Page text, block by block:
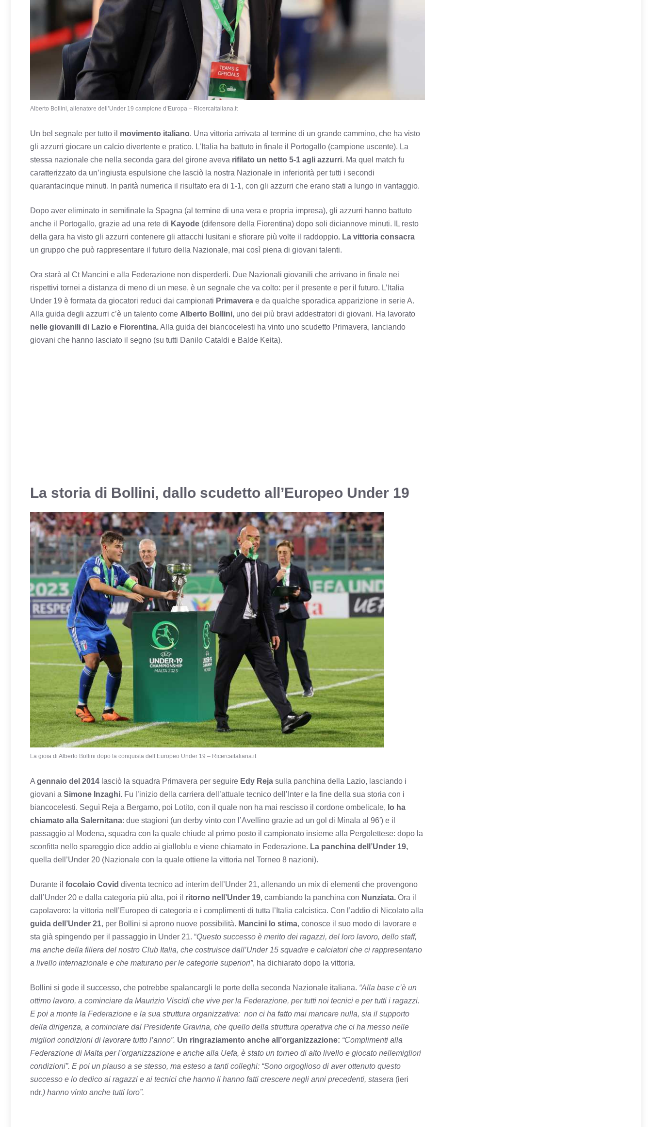
Alberto Bollini, allenatore dell’Under 19 campione d’Europa – Ricercaitaliana.it
Un bel segnale per tutto il movimento italiano. Una vittoria arrivata al termine di un grande cammino, che ha visto
gli azzurri giocare un calcio divertente e pratico. L’Italia ha battuto in finale il Portogallo (campione uscente). La
stessa nazionale che nella seconda gara del girone aveva rifilato un netto 5-1 agli azzurri. Ma quel match fu
caratterizzato da un’ingiusta espulsione che lasciò la nostra Nazionale in inferiorità per tutti i secondi
quarantacinque minuti. In parità numerica il risultato era di 1-1, con gli azzurri che erano stati a lungo in vantaggio.
Dopo aver eliminato in semifinale la Spagna (al termine di una vera e propria impresa), gli azzurri hanno battuto
anche il Portogallo, grazie ad una rete di Kayode (difensore della Fiorentina) dopo soli diciannove minuti. IL resto
della gara ha visto gli azzurri contenere gli attacchi lusitani e sfiorare più volte il raddoppio. La vittoria consacra
un gruppo che può rappresentare il futuro della Nazionale, mai così piena di giovani talenti.
Ora starà al Ct Mancini e alla Federazione non disperderli. Due Nazionali giovanili che arrivano in finale nei
rispettivi tornei a distanza di meno di un mese, è un segnale che va colto: per il presente e per il futuro. L’Italia
Under 19 è formata da giocatori reduci dai campionati Primavera e da qualche sporadica apparizione in serie A.
Alla guida degli azzurri c’è un talento come Alberto Bollini, uno dei più bravi addestratori di giovani. Ha lavorato
nelle giovanili di Lazio e Fiorentina.Alla guida dei biancocelesti ha vinto uno scudetto Primavera, lanciando
giovani che hanno lasciato il segno (su tutti Danilo Cataldi e Balde Keita).
La storia di Bollini, dallo scudetto all’Europeo Under 19
La gioia di Alberto Bollini dopo la conquista dell’Europeo Under 19 – Ricercaitaliana.it
A gennaio del 2014 lasciò la squadra Primavera per seguire Edy Reja sulla panchina della Lazio, lasciando i
giovani a Simone Inzaghi. Fu l’inizio della carriera dell’attuale tecnico dell’Inter e la fine della sua storia con i
biancocelesti. Seguì Reja a Bergamo, poi Lotito, con il quale non ha mai rescisso il cordone ombelicale, lo ha
chiamato alla Salernitana: due stagioni (un derby vinto con l’Avellino grazie ad un gol di Minala al 96′) e il
passaggio al Modena, squadra con la quale chiude al primo posto il campionato insieme alla Pergolettese: dopo la
sconfitta nello spareggio dice addio ai gialloblu e viene chiamato in Federazione. La panchina dell’Under 19,
quella dell’Under 20 (Nazionale con la quale ottiene la vittoria nel Torneo 8 nazioni).
Durante il focolaio Covid diventa tecnico ad interim dell’Under 21, allenando un mix di elementi che provengono
dall’Under 20 e dalla categoria più alta, poi il ritorno nell’Under 19, cambiando la panchina con Nunziata. Ora il
capolavoro: la vittoria nell’Europeo di categoria e i complimenti di tutta l’Italia calcistica. Con l’addio di Nicolato alla
guida dell’Under 21, per Bollini si aprono nuove possibilità. Mancini lo stima, conosce il suo modo di lavorare e
sta già spingendo per il passaggio in Under 21. “Questo successo è merito dei ragazzi, del loro lavoro, dello staff,
ma anche della filiera del nostro Club Italia, che costruisce dall’Under 15 squadre e calciatori che ci rappresentano
a livello internazionale e che maturano per le categorie superiori”, ha dichiarato dopo la vittoria.
Bollini si gode il successo, che potrebbe spalancargli le porte della seconda Nazionale italiana. “Alla base c’è un
ottimo lavoro, a cominciare da Maurizio Viscidi che vive per la Federazione, per tutti noi tecnici e per tutti i ragazzi.
E poi a monte la Federazione e la sua struttura organizzativa: non ci ha fatto mai mancare nulla, sia il supporto
della dirigenza, a cominciare dal Presidente Gravina, che quello della struttura operativa che ci ha messo nelle
migliori condizioni di lavorare tutto l’anno”. Un ringraziamento anche all’organizzazione: “Complimenti alla
Federazione di Malta per l’organizzazione e anche alla Uefa, è stato un torneo di alto livello e giocato nellemigliori
condizioni”. E poi un plauso a se stesso, ma esteso a tanti colleghi: “Sono orgoglioso di aver ottenuto questo
successo e lo dedico ai ragazzi e ai tecnici che hanno li hanno fatti crescere negli anni precedenti, stasera (ieri
ndr.) hanno vinto anche tutti loro”.